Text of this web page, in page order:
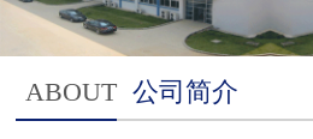
ABOUT 公司简介